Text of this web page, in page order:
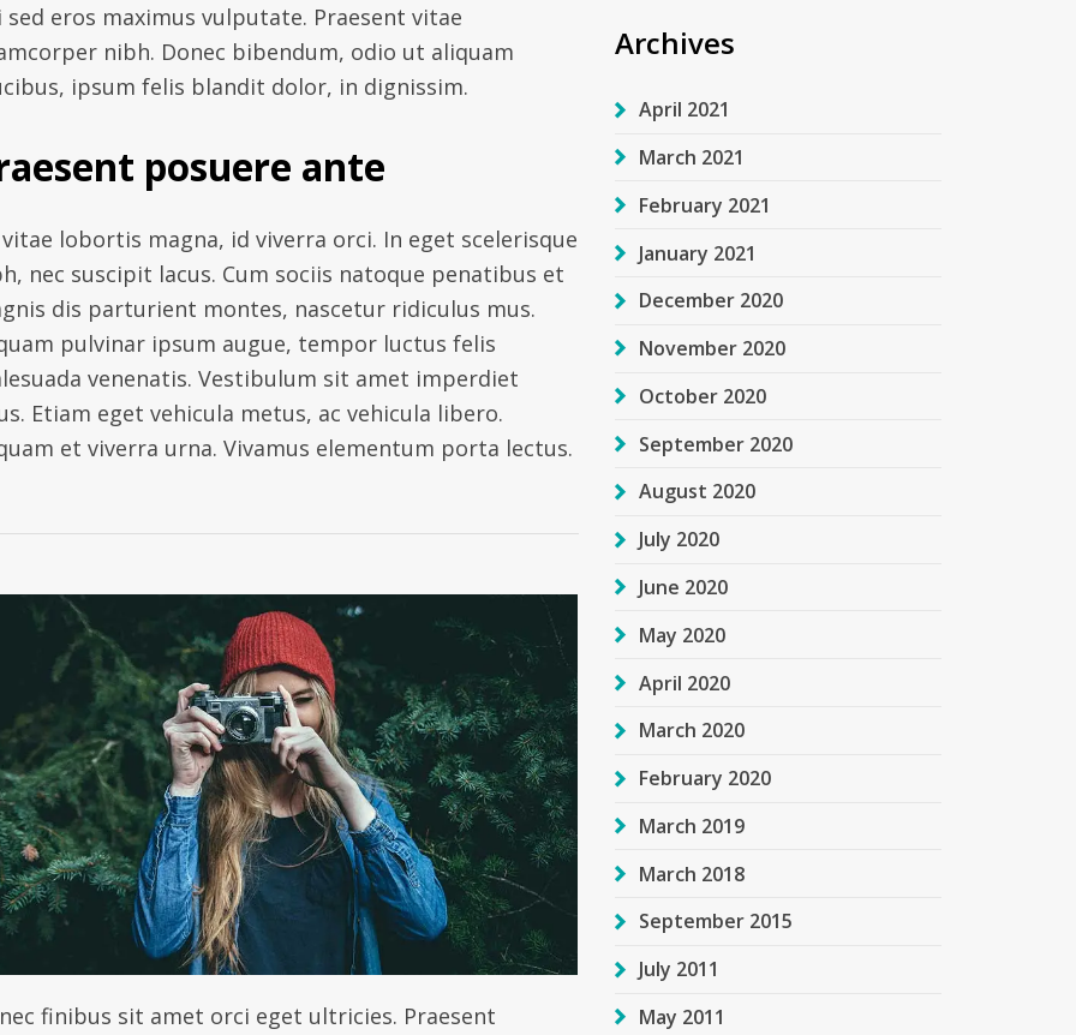
sed eros maximus vulputate. Praesent vitae
nibh. Donec bibendum, odio ut aliquam
ipsum felis blandit dolor, in dignissim.
posuere ante
lobortis magna, id viverra orci. In eget scelerisque
nec suscipit lacus. Cum sociis natoque penatibus et
dis parturient montes, nascetur ridiculus mus.
pulvinar ipsum augue, tempor luctus felis
venenatis. Vestibulum sit amet imperdiet
Etiam eget vehicula metus, ac vehicula libero.
et viverra urna. Vivamus elementum porta lectus.
finibus sit amet orci eget ultricies. Praesent
Archives
April 2021
March 2021
February 2021
January 2021
December 2020
November 2020
October 2020
September 2020
August 2020
July 2020
June 2020
May 2020
April 2020
March 2020
February 2020
March 2019
March 2018
September 2015
July 2011
May 2011